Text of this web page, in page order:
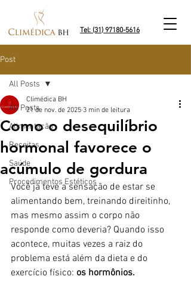
Tel: (31) 97180-5616
Post
All Posts
Alimentação
Receitas
Saúde
Procedimentos Estéticos
All Posts
Como o desequilíbrio
hormonal favorece o
acúmulo de gordura
Climédica BH
21 de nov. de 2025 3 min de leitura
Você já teve a sensação de estar se
alimentando bem, treinando direitinho,
mas mesmo assim o corpo não
responde como deveria? Quando isso
acontece, muitas vezes a raiz do
problema está além da dieta e do
exercício físico: os hormônios.